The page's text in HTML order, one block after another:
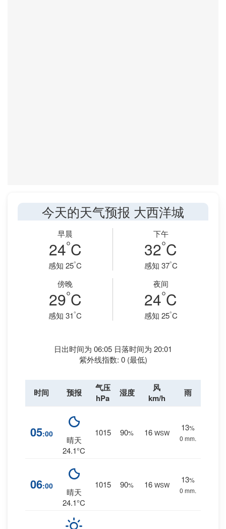
今天的天气预报 大西洋城
早晨
24°C
感知 25°C
下午
32°C
感知 37°C
傍晚
29°C
感知 31°C
夜间
24°C
感知 25°C
日出时间为 06:05 日落时间为 20:01
紫外线指数: 0 (最低)
时间 预报
气压
hPa
湿度
风
km/h
雨
05:00
晴天
24.1°C
1015 90% 16 WSW
13%
0 mm.
06:00
晴天
24.1°C
1015 90% 16 WSW
13%
0 mm.